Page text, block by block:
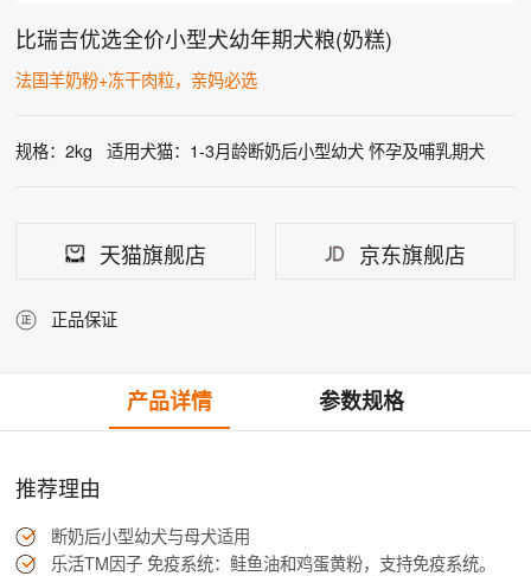
比瑞吉优选全价小型犬幼年期犬粮(奶糕)
法国羊奶粉+冻干肉粒，亲妈必选
规格：2kg 适用犬猫：1-3月龄断奶后小型幼犬 怀孕及哺乳期犬
天猫旗舰店 京东旗舰店
正品保证
产品详情 参数规格
推荐理由
断奶后小型幼犬与母犬适用
乐活TM因子 免疫系统：鲑鱼油和鸡蛋黄粉，支持免疫系统。